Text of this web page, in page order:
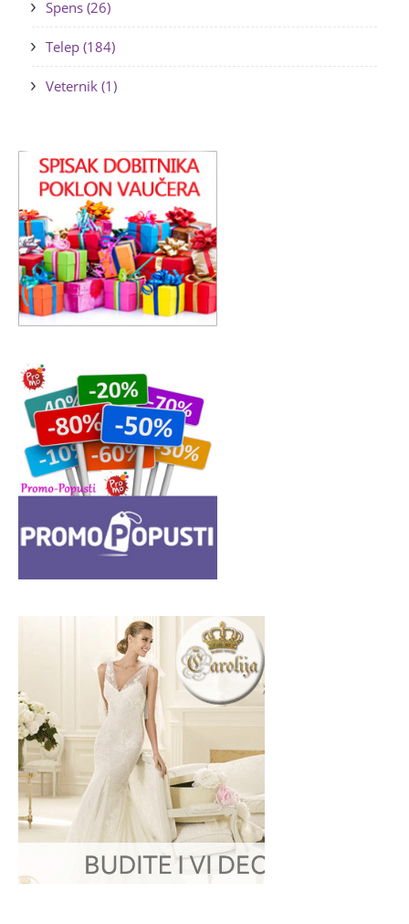
Spens (26)
Telep (184)
Veternik (1)